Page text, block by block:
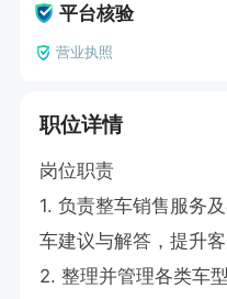
平台核验
营业执照
职位详情
岗位职责
1. 负责整车销售服务
车建议与解答，提升
2. 整理并管理各类车